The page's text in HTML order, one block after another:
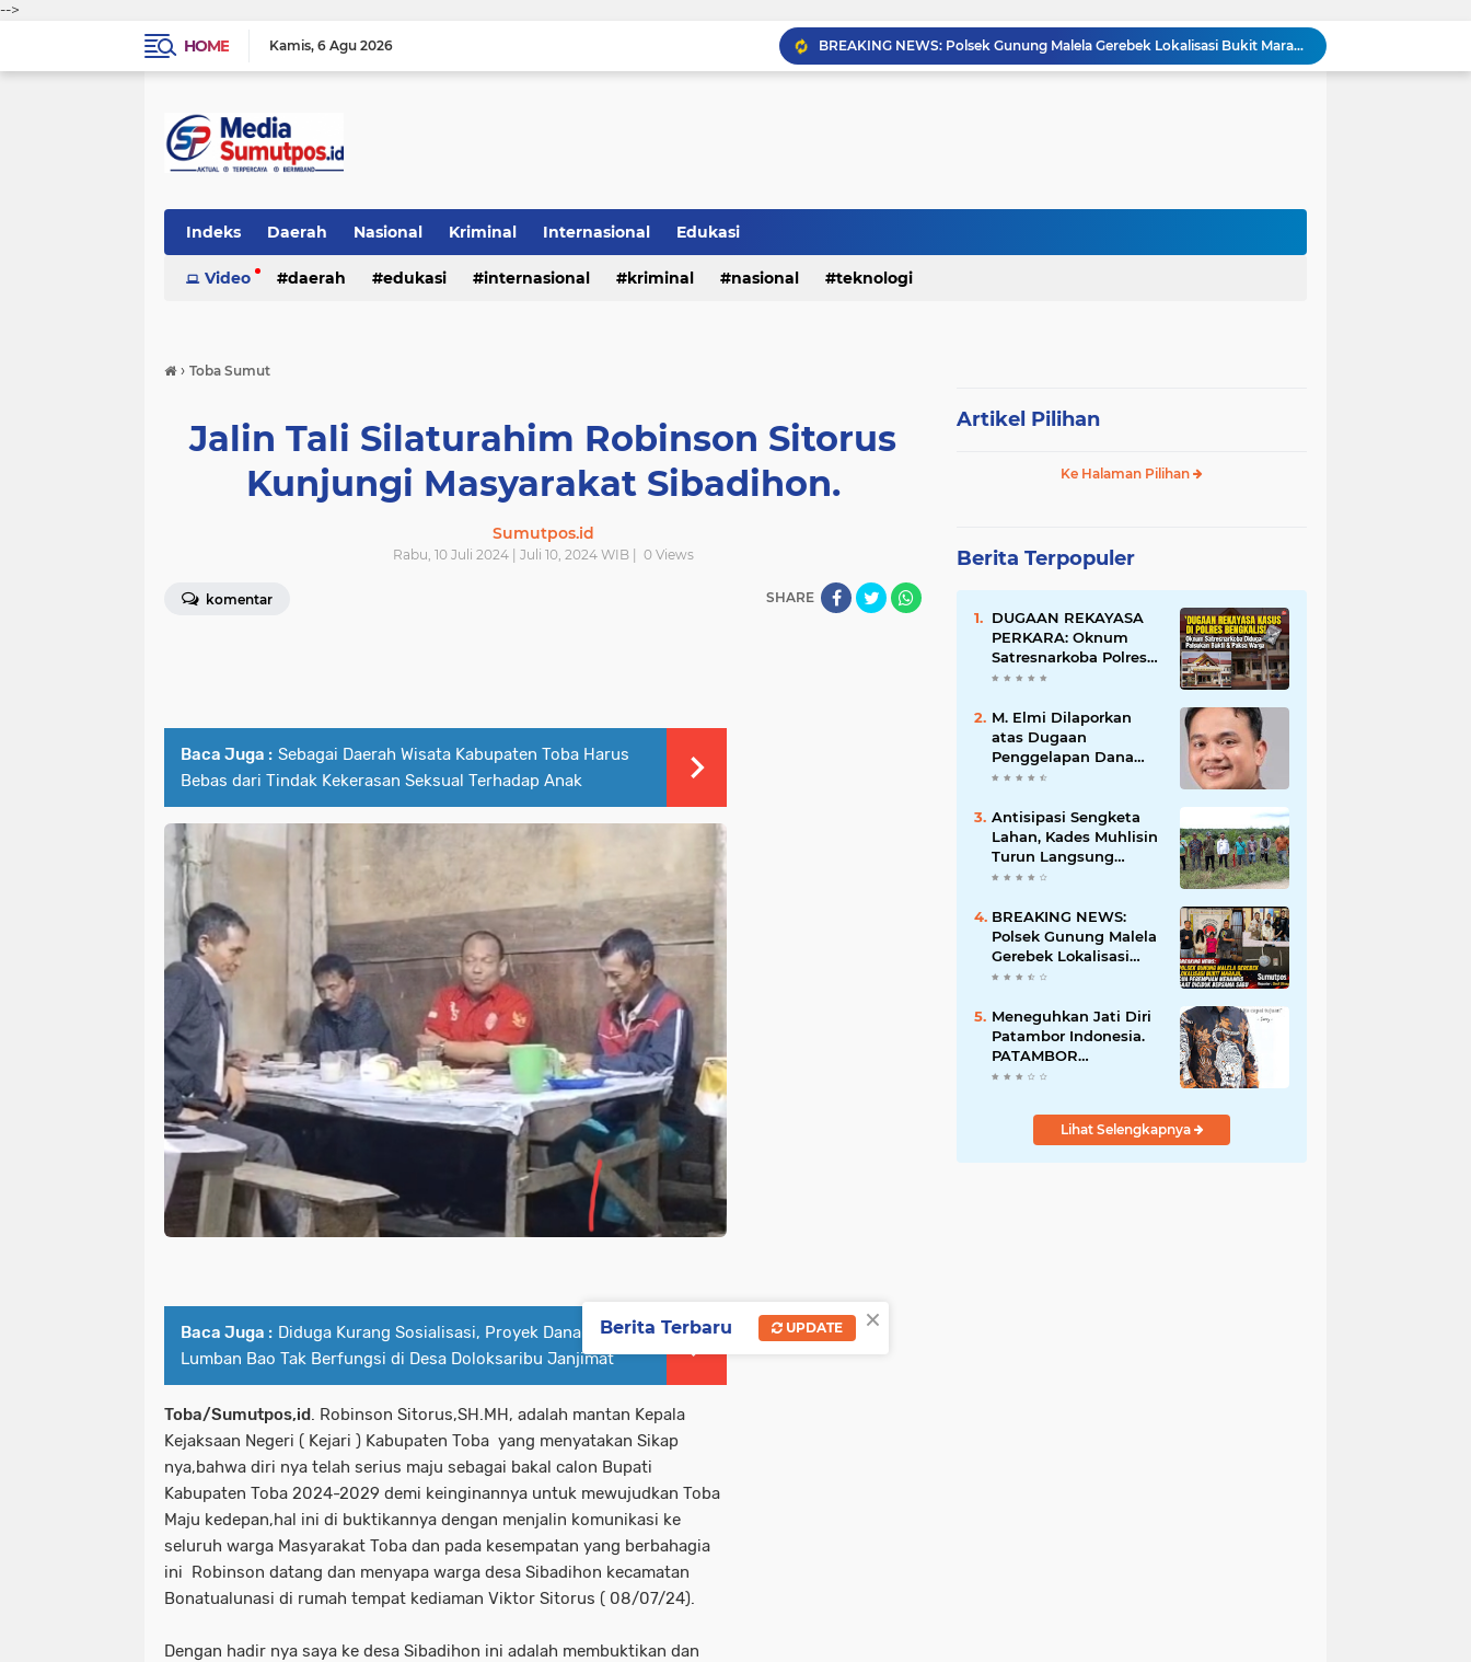
-->
HOME
Kamis 6 Agu 2026
BREAKING NEWS: Polsek Gunung Malela Gerebek Lokalisasi Bukit Maraja, Dua Perempuan Menangis Saat Diciduk Bersama Sabu
Meneguhkan Jati Diri Patambor Indonesia. PATAMBOR INDONESIA Akan Gelar RAKERNAS II Di Jakarta.
REKAMAN PEMERIKSAAN BUKTI: Oknum Satresnarkoba Polres Bengkalis Diduga Seret Warga Tak di TKP, Palsukan Barang Bukti & Waktu Penangkapan.
Indeks Daerah Nasional Kriminal Internasional Edukasi
Video daerah edukasi internasional kriminal nasional teknologi
› Toba Sumut
Jalin Tali Silaturahim Robinson Sitorus
Kunjungi Masyarakat Sibadihon.
Sumutpos.id
Rabu, 10 Juli 2024 | Juli 10, 2024 WIB | 0Views
komentar SHARE
Baca Juga : Sebagai Daerah Wisata Kabupaten Toba Harus
Bebas dari Tindak Kekerasan Seksual Terhadap Anak
Baca Juga : Diduga Kurang Sosialisasi, Proyek Dana Desa
Lumban Bao Tak Berfungsi di Desa Doloksaribu Janjimat
Toba/Sumutpos,id. Robinson Sitorus,SH.MH, adalah mantan Kepala
Kejaksaan Negeri ( Kejari ) Kabupaten Toba yang menyatakan Sikap
nya,bahwa diri nya telah serius maju sebagai bakal calon Bupati
Kabupaten Toba 2024-2029 demi keinginannya untuk mewujudkan Toba
Maju kedepan,hal ini di buktikannya dengan menjalin komunikasi ke
seluruh warga Masyarakat Toba dan pada kesempatan yang berbahagia
ini Robinson datang dan menyapa warga desa Sibadihon kecamatan
Bonatualunasi di rumah tempat kediaman Viktor Sitorus ( 08/07/24).
Dengan hadir nya saya ke desa Sibadihon ini adalah membuktikan dan
Artikel Pilihan
Ke Halaman Pilihan
Berita Terpopuler
DUGAAN REKAYASA
PERKARA: Oknum
Satresnarkoba Polres
Bengkalis Diduga
Hingga Paksa Warga
Hadir di TKP
M. Elmi Dilaporkan
atas Dugaan
Penggelapan Dana
Pensiunan Guru dan
Pastikan Proses
Hukum Berjalan
Antisipasi Sengketa
Lahan, Kades Muhlisin
Turun Langsung
Tinjau Batas Wilayah
Diserobot PT Jatim
Jaya Perkasa
BREAKING NEWS:
Polsek Gunung Malela
Gerebek Lokalisasi
Bukit Maraja, Dua
Saat Diciduk Bersama
Sabu
Meneguhkan Jati Diri
Patambor Indonesia.
PATAMBOR
INDONESIA Akan
Jakarta.
Lihat Selengkapnya
×
Berita Terbaru UPDATE